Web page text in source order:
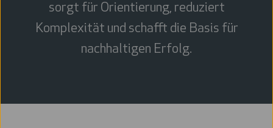
sorgt für Orientierung, reduziert
Komplexität und schafft die Basis für
nachhaltigen Erfolg.